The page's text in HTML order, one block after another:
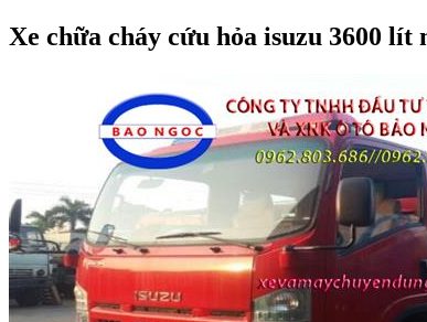
Xe chữa cháy cứu hỏa isuzu 3600 lít